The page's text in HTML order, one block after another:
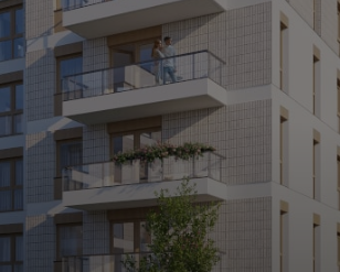
ROSA Residence
Lawendowe Wzgórza
Pas Startowy
SkyPoint
Inwestycje zrealizowane
Lokale usługowe
Panel Klienta